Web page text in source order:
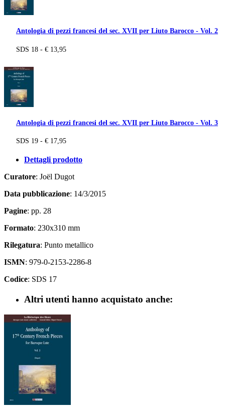
Antologia di pezzi francesi del sec. XVII per Liuto Barocco - Vol. 2
SDS 18 - € 13,95
Antologia di pezzi francesi del sec. XVII per Liuto Barocco - Vol. 3
SDS 19 - € 17,95
Dettagli prodotto
Curatore: Joël Dugot
Data pubblicazione: 14/3/2015
Pagine: pp. 28
Formato: 230x310 mm
Rilegatura: Punto metallico
ISMN: 979-0-2153-2286-8
Codice: SDS 17
Altri utenti hanno acquistato anche: